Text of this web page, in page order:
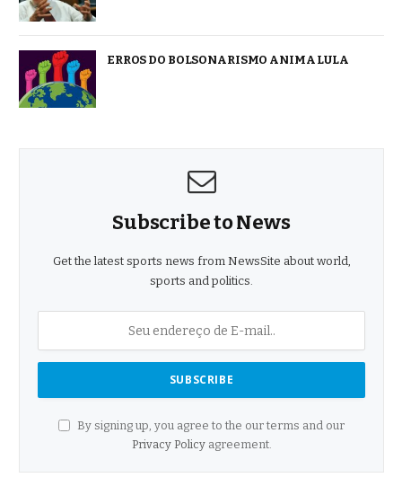
ERROS DO BOLSONARISMO ANIMA LULA
Subscribe to News
Get the latest sports news from NewsSite about world,
sports and politics.
By signing up, you agree to the our terms and our
Privacy Policyagreement.